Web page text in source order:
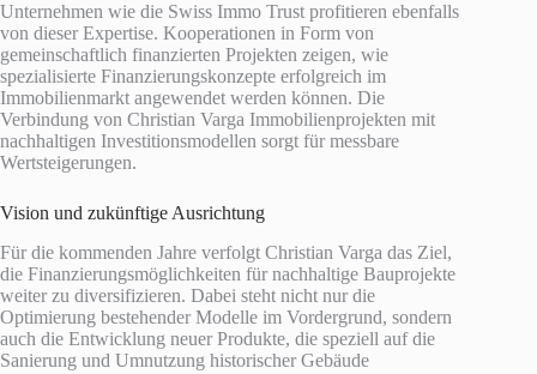
Unternehmen wie die Swiss Immo Trust profitieren ebenfalls
von dieser Expertise. Kooperationen in Form von
gemeinschaftlich finanzierten Projekten zeigen, wie
spezialisierte Finanzierungskonzepte erfolgreich im
Immobilienmarkt angewendet werden können. Die
Verbindung von Christian Varga Immobilienprojekten mit
nachhaltigen Investitionsmodellen sorgt für messbare
Wertsteigerungen.
Vision und zukünftige Ausrichtung
Für die kommenden Jahre verfolgt Christian Varga das Ziel,
die Finanzierungsmöglichkeiten für nachhaltige Bauprojekte
weiter zu diversifizieren. Dabei steht nicht nur die
Optimierung bestehender Modelle im Vordergrund, sondern
auch die Entwicklung neuer Produkte, die speziell auf die
Sanierung und Umnutzung historischer Gebäude